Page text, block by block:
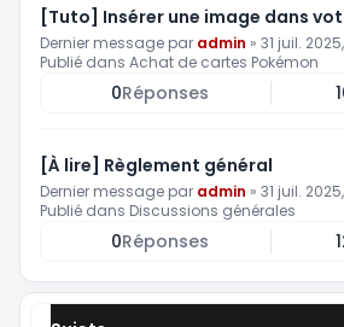
[Tuto] Insérer une image dans
Dernier message par admin » 31 juil. 2025,
Publié dans Achat de cartes Pokémon
0Réponses
[À lire] Règlement général
Dernier message par admin » 31 juil.
Publié dans Discussions générales
0Réponses